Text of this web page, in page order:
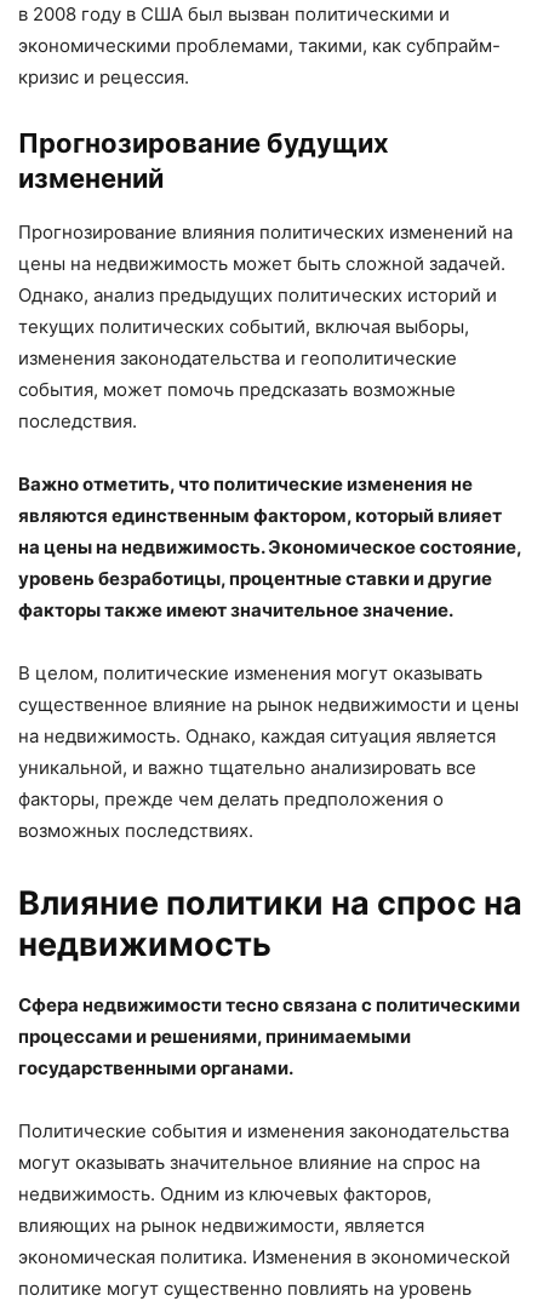
в 2008 году в США был вызван политическими и
экономическими проблемами, такими, как субпрайм-
кризис и рецессия.
Прогнозирование будущих
изменений
Прогнозирование влияния политических изменений на
цены на недвижимость может быть сложной задачей.
Однако, анализ предыдущих политических историй и
текущих политических событий, включая выборы,
изменения законодательства и геополитические
события, может помочь предсказать возможные
последствия.
Важно отметить, что политические изменения не
являются единственным фактором, который влияет
на цены на недвижимость. Экономическое состояние,
уровень безработицы, процентные ставки и другие
факторы также имеют значительное значение.
В целом, политические изменения могут оказывать
существенное влияние на рынок недвижимости и цены
на недвижимость. Однако, каждая ситуация является
уникальной, и важно тщательно анализировать все
факторы, прежде чем делать предположения о
возможных последствиях.
Влияние политики на спрос на
недвижимость
Сфера недвижимости тесно связана с политическими
процессами и решениями, принимаемыми
государственными органами.
Политические события и изменения законодательства
могут оказывать значительное влияние на спрос на
недвижимость. Одним из ключевых факторов,
влияющих на рынок недвижимости, является
экономическая политика. Изменения в экономической
политике могут существенно повлиять на уровень